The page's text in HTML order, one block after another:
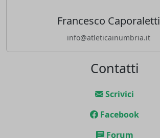
Francesco Caporaletti
info@atleticainumbria.it
Contatti
Scrivici
Facebook
Forum